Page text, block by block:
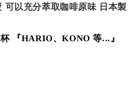
可以充分萃取咖啡原味 日本製
『HARIO、KONO 等...』